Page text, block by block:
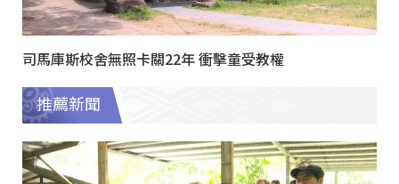
司馬庫斯校舍無照卡關22年 衝擊童受教權
推薦新聞